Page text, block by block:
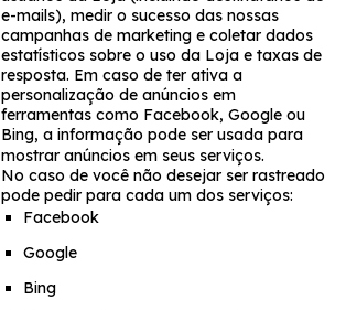
e-mails), medir o sucesso das nossas
campanhas de marketing e coletar dados
estatísticos sobre o uso da Loja e taxas de
resposta. Em caso de ter ativa a
personalização de anúncios em
ferramentas como Facebook, Google ou
Bing, a informação pode ser usada para
mostrar anúncios em seus serviços.
No caso de você não desejar ser rastreado
pode pedir para cada um dos serviços:
Facebook
Google
Bing